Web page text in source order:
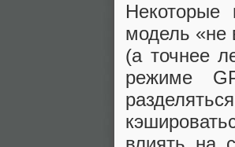
Некоторые
модель «не
(а точнее
режиме